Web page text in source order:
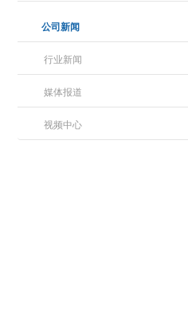
公司新闻
行业新闻
媒体报道
视频中心